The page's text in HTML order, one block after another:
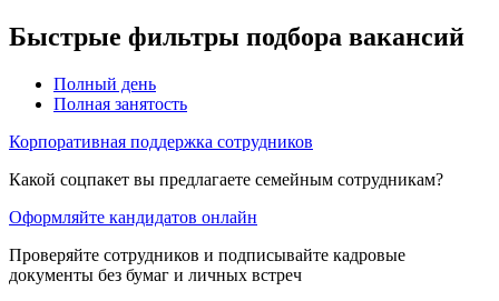
Быстрые фильтры подбора вакансий
Полный день
Полная занятость
Корпоративная поддержка сотрудников
Какой соцпакет вы предлагаете семейным сотрудникам?
Оформляйте кандидатов онлайн
Проверяйте сотрудников и подписывайте кадровые
документы без бумаг и личных встреч